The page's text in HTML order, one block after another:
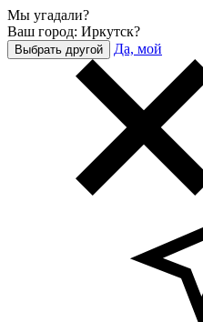
Мы угадали?
Ваш город: Иркутск?
Выбрать другой Да, мой